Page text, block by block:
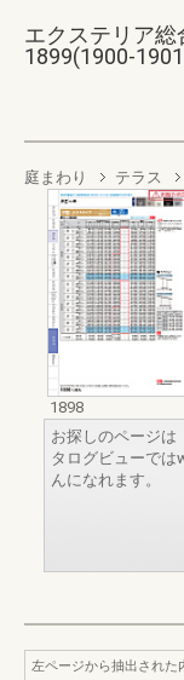
エクステリア
1899(1900-
庭まわり テラス
1898
お探しのページは
タログビューでは
んになれます。
左ページから抽出された